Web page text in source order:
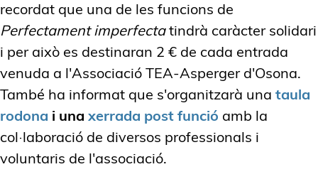
recordat que una de les funcions de
Perfectament imperfectatindrà caràcter solidari
i per això es destinaran 2 € de cada entrada
venuda a l'Associació TEA-Asperger d'Osona.
També ha informat que s'organitzarà una taula
rodona i una xerrada post funció amb la
col·laboració de diversos professionals i
voluntaris de l'associació.